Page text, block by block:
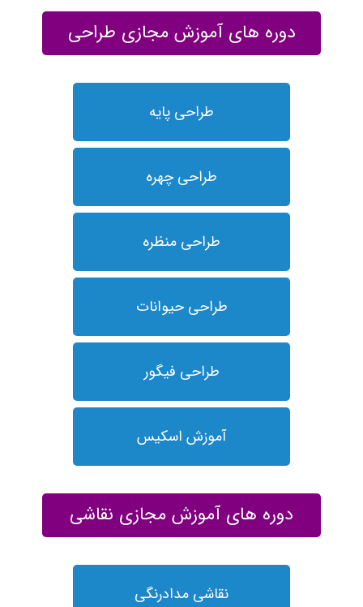
دوره های آموزش مجازی طراحی
طراحی پایه
طراحی چهره
طراحی منظره
طراحی حیوانات
طراحی فیگور
آموزش اسکیس
دوره های آموزش مجازی نقاشی
نقاشی مدادرنگی